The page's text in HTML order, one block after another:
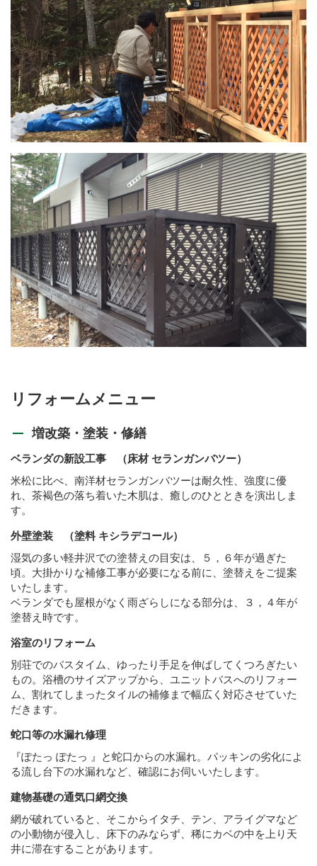
リフォームメニュー
増改築・塗装・修繕
ベランダの新設工事 （床材 セランガンバツー）
米松に比べ、南洋材セランガンバツーは耐久性、強度に優
れ、茶褐色の落ち着いた木肌は、癒しのひとときを演出しま
す。
外壁塗装 （塗料 キシラデコール）
湿気の多い軽井沢での塗替えの目安は、５，６年が過ぎた
頃。大掛かりな補修工事が必要になる前に、塗替えをご提案
いたします。
ベランダでも屋根がなく雨ざらしになる部分は、３，４年が
塗替え時です。
浴室のリフォーム
別荘でのバスタイム、ゆったり手足を伸ばしてくつろぎたい
もの。浴槽のサイズアップから、ユニットバスへのリフォー
ム、割れてしまったタイルの補修まで幅広く対応させていた
だきます。
蛇口等の水漏れ修理
『ぽたっ ぽたっ 』と蛇口からの水漏れ。パッキンの劣化によ
る流し台下の水漏れなど、確認にお伺いいたします。
建物基礎の通気口網交換
網が破れていると、そこからイタチ、テン、アライグマなど
の小動物が侵入し、床下のみならず、稀にカベの中を上り天
井に滞在することがあります。